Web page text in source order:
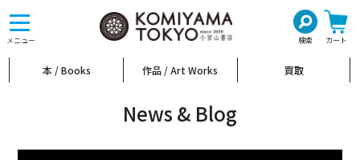
メニュー 検索 カート
toggle
navigation
本 / Books 作品 / Art Works 買取
News & Blog